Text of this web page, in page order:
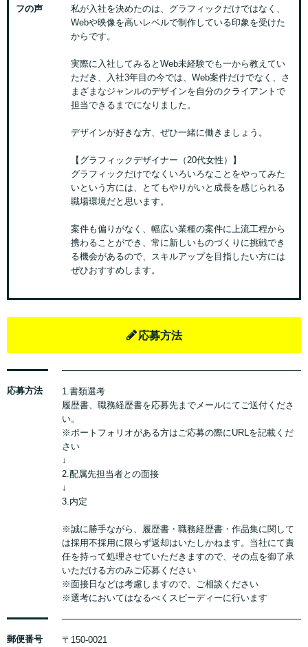
フの声
私が入社を決めたのは、グラフィックだけではなく、
Webや映像を高いレベルで制作している印象を受けた
からです。
実際に入社してみるとWeb未経験でも一から教えてい
ただき、入社3年目の今では、Web案件だけでなく、さ
まざまなジャンルのデザインを自分のクライアントで
担当できるまでになりました。
デザインが好きな方、ぜひ一緒に働きましょう。
【グラフィックデザイナー（20代女性）】
グラフィックだけでなくいろいろなことをやってみた
いという方には、とてもやりがいと成長を感じられる
職場環境だと思います。
案件も偏りがなく、幅広い業種の案件に上流工程から
携わることができ、常に新しいものづくりに挑戦でき
る機会があるので、スキルアップを目指したい方には
ぜひおすすめします。
応募方法
応募方法
1.書類選考
履歴書、職務経歴書を応募先までメールにてご送付くださ
い。
※ポートフォリオがある方はご応募の際にURLを記載くだ
さい
↓
2.配属先担当者との面接
↓
3.内定
※誠に勝手ながら、履歴書・職務経歴書・作品集に関して
は採用不採用に限らず返却はいたしかねます。当社にて責
任を持って処理させていただきますので、その点を御了承
いただける方のみご応募ください
※面接日などは考慮しますので、ご相談ください
※選考においてはなるべくスピーディーに行います
郵便番号 〒150-0021